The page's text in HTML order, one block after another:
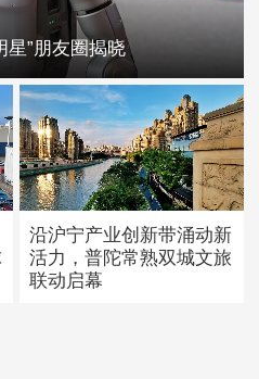
星”朋友圈揭晓
沿沪宁产业创新带涌动新
活力，普陀常熟双城文旅
联动启幕